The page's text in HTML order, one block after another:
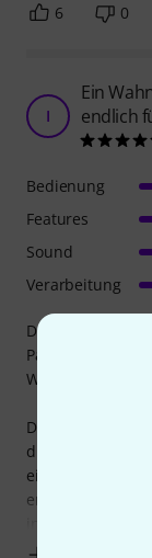
6 0
I
Ein
endlich
Das Rocktron
Palette von
Windsounds.
Der Sound ist
die Returns
einmal ein
erste gelieferte
Bedienung
Features
Sound
Verarbeitung